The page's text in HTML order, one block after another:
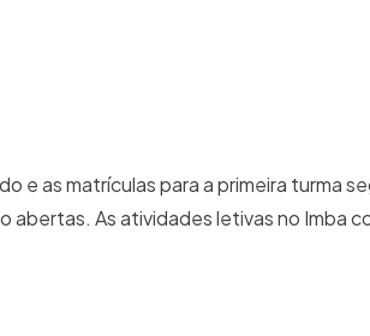
e as matrículas para a primeira turma
abertas. As atividades letivas no Imba